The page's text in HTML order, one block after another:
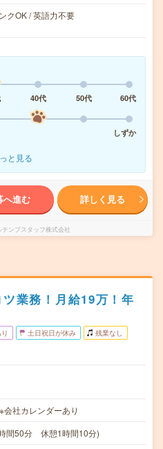
クOK / 英語力不要
40代 50代
60代
しずか
と見る
へ進む 詳しく見る
ンプスタッフ株式会社
業務！月給19万！年
土日祝日が休み 残業なし
社カレンダーあり
間50分 休憩1時間10分)